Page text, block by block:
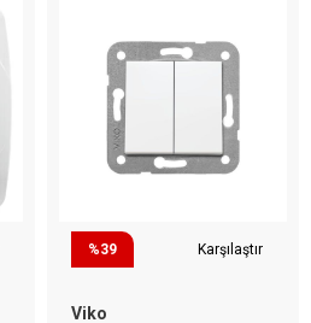
%39 Karşılaştır
Viko